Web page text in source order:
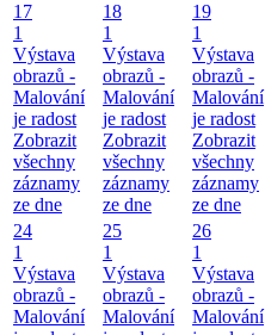
17
1
Výstava
obrazů -
Malování
je radost
Zobrazit
všechny
záznamy
ze dne
18
1
Výstava
obrazů -
Malování
je radost
Zobrazit
všechny
záznamy
ze dne
19
1
Výstava
obrazů -
Malování
je radost
Zobrazit
všechny
záznamy
ze dne
24
1
Výstava
obrazů -
Malování
25
1
Výstava
obrazů -
Malování
26
1
Výstava
obrazů -
Malování